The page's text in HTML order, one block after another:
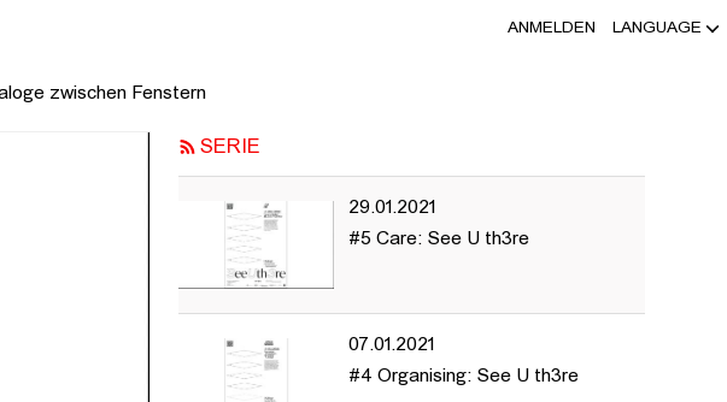
ANMELDEN LANGUAGE
BAHNHOF, LAURA MAHNKE,
zwischen Fenstern
SERIE
29.01.2021
#5 Care: See U th3re
07.01.2021
#4 Organising: See U th3re